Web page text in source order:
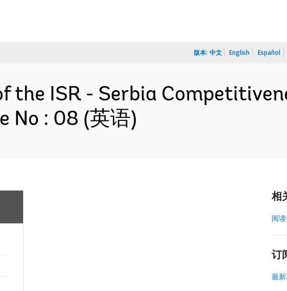
版本: 中文 English Español
the ISR - Serbia
No : 08 (英语)
相
阅
订
最